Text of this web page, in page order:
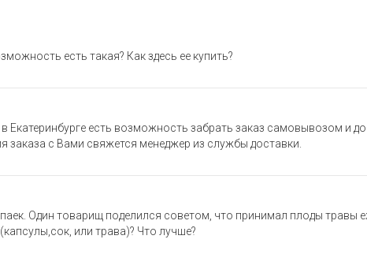
есть такая? Как здесь ее купить?
Екатеринбурге есть возможность забрать заказ самовывозом и
заказа с Вами свяжется менеджер из службы доставки.
Один товарищ поделился советом, что принимал плоды травы
или трава)? Что лучше?